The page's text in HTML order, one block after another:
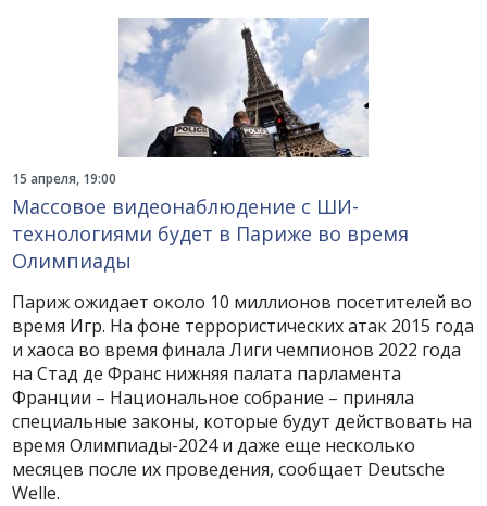
15 апреля, 19:00
Массовое видеонаблюдение с ШИ-
технологиями будет в Париже во время
Олимпиады
Париж ожидает около 10 миллионов посетителей во
время Игр. На фоне террористических атак 2015 года
и хаоса во время финала Лиги чемпионов 2022 года
на Стад де Франс нижняя палата парламента
Франции – Национальное собрание – приняла
специальные законы, которые будут действовать на
время Олимпиады-2024 и даже еще несколько
месяцев после их проведения, сообщает Deutsche
Welle.